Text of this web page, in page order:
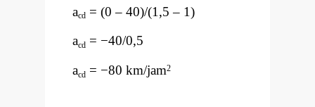
acd = (0 – 40)/(1,5 – 1)
acd = −40/0,5
acd = −80 km/jam2